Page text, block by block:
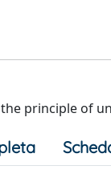
principle of